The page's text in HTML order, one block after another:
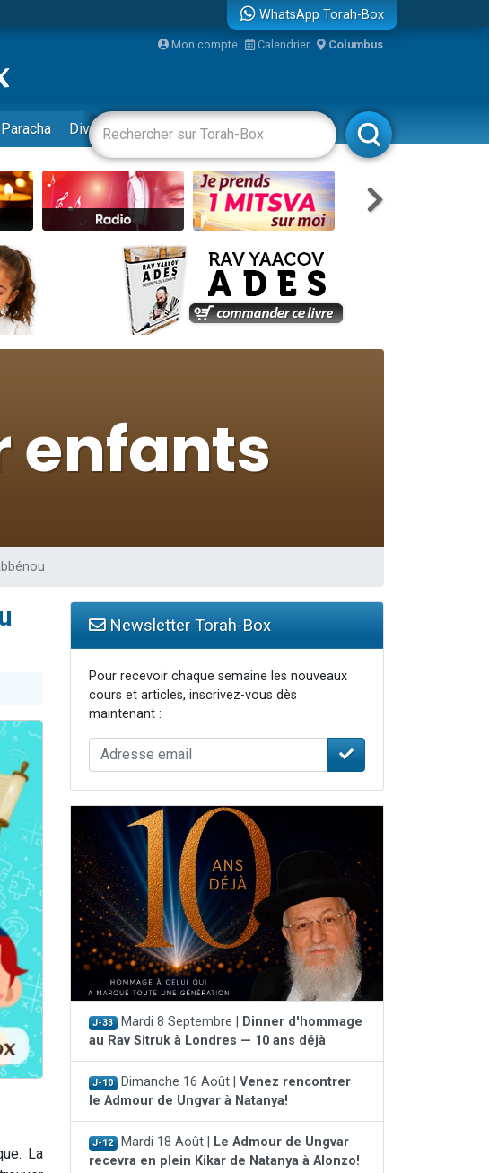
Hamazone à travers le temps
de violences...
WhatsApp Torah-Box
Mon compte Calendrier Columbus
Paracha Divertissements Livres Rabbanim
La
Newsletter Torah-Box
Pour recevoir chaque semaine les nouveaux
cours et articles, inscrivez-vous dès
maintenant :
J-33 Mardi 8 Septembre |
Dinner d'hommage
au Rav Sitruk à Londres — 10 ans déjà
J-10 Dimanche 16 Août | Venez rencontrer
le Admour de Ungvar à Natanya!
J-12 Mardi 18 Août |
Le Admour de Ungvar
recevra en plein Kikar de Natanya à Alonzo!